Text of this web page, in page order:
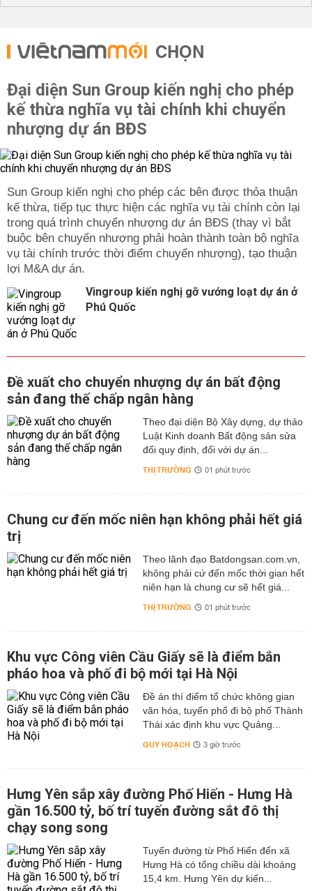
CHỌN
Đại diện Sun Group kiến nghị cho phép
kế thừa nghĩa vụ tài chính khi chuyển
nhượng dự án BĐS
Sun Group kiến nghị cho phép các bên được thỏa thuận
kế thừa, tiếp tục thực hiện các nghĩa vụ tài chính còn lại
trong quá trình chuyển nhượng dự án BĐS (thay vì bắt
buộc bên chuyển nhượng phải hoàn thành toàn bộ nghĩa
vụ tài chính trước thời điểm chuyển nhượng), tạo thuận
lợi M&A dự án.
Vingroup kiến nghị gỡ vướng loạt dự án ở
Phú Quốc
Đề xuất cho chuyển nhượng dự án bất động
sản đang thế chấp ngân hàng
Theo đại diện Bộ Xây dựng, dự thảo
Luật Kinh doanh Bất động sản sửa
đổi quy định, đối với dự án...
THỊ TRƯỜNG 01 phút trước
Chung cư đến mốc niên hạn không phải hết giá
trị
Theo lãnh đạo Batdongsan.com.vn,
không phải cứ đến mốc thời gian hết
niên hạn là chung cư sẽ hết giá...
THỊ TRƯỜNG 01 phút trước
Khu vực Công viên Cầu Giấy sẽ là điểm bắn
pháo hoa và phố đi bộ mới tại Hà Nội
Đề án thí điểm tổ chức không gian
văn hóa, tuyến phố đi bộ phố Thành
Thái xác định khu vực Quảng...
QUY HOẠCH 3 giờ trước
Hưng Yên sắp xây đường Phố Hiến - Hưng Hà
gần 16.500 tỷ, bố trí tuyến đường sắt đô thị
chạy song song
Tuyến đường từ Phố Hiến đến xã
Hưng Hà có tổng chiều dài khoảng
15,4 km. Hưng Yên dự kiến...